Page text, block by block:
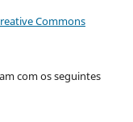
Commons
com os seguintes